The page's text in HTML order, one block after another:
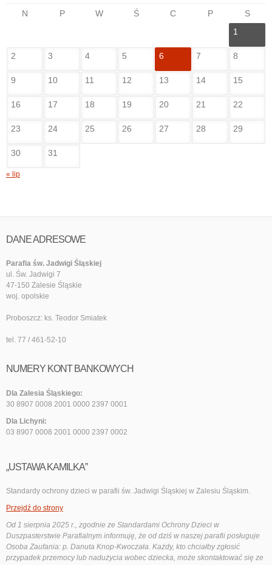
N P W Ś C P
S
1
2 3 4 5 6 7 8
9 10 11 12 13 14 15
16 17 18 19 20 21 22
23 24 25 26 27 28 29
30 31
« lip
DANE ADRESOWE
Parafia św. Jadwigi Śląskiej
ul. Św. Jadwigi 7
47-150 Zalesie Śląskie
woj. opolskie
Proboszcz: ks. Teodor Smiatek
tel. 77 / 461-52-10
NUMERY KONT BANKOWYCH
Dla Zalesia Śląskiego:
30 8907 0008 2001 0000 2397 0001
Dla Lichyni:
03 8907 0008 2001 0000 2397 0002
„USTAWA KAMILKA”
Standardy ochrony dzieci w parafii św. Jadwigi Śląskiej w Zalesiu Śląskim.
Przejdź do strony
Od 1 sierpnia 2025 r., zgodnie ze Standardami Ochrony Dzieci w
Duszpasterstwie Parafialnym informuję, że od dziś w naszej parafii posługuje
Osoba Zaufania: p. Danuta Knop-Kwoczała. Każdy, kto chciałby zgłosić
przypadek przemocy lub nadużycia wobec dziecka, może skontaktować się ze